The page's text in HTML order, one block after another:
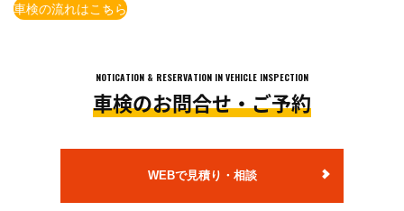
※上記価格は国産車かつ当店での価格となります。店舗により価格
ない場合がございますので予めご了承ください。
※上記価格は追加整備等が発生しない場合の価格となります。
頂いた上で、ご案内いたします。
※法定費用は非課税です。
車検の流れはこちら
NOTICATION & RESERVATION IN VEHICLE INSPECTION
車検のお問合せ・ご予約
WEBで見積り・相談